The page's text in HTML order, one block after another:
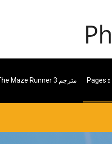
The Maze Runner مترجم 3 Pages